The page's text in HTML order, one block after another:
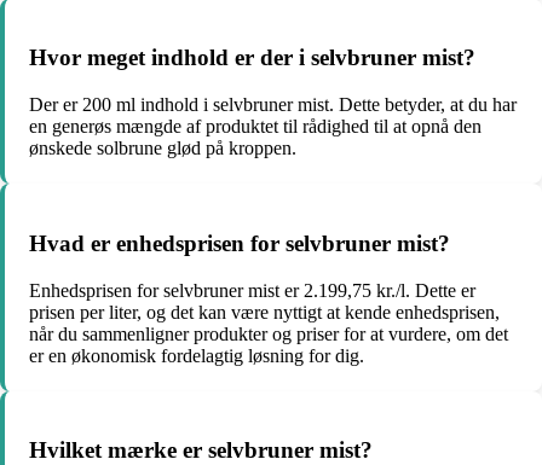
Hvor meget indhold er der i selvbruner mist?
Der er 200 ml indhold i selvbruner mist. Dette betyder, at du har
en generøs mængde af produktet til rådighed til at opnå den
ønskede solbrune glød på kroppen.
Hvad er enhedsprisen for selvbruner mist?
Enhedsprisen for selvbruner mist er 2.199,75 kr./l. Dette er
prisen per liter, og det kan være nyttigt at kende enhedsprisen,
når du sammenligner produkter og priser for at vurdere, om det
er en økonomisk fordelagtig løsning for dig.
Hvilket mærke er selvbruner mist?